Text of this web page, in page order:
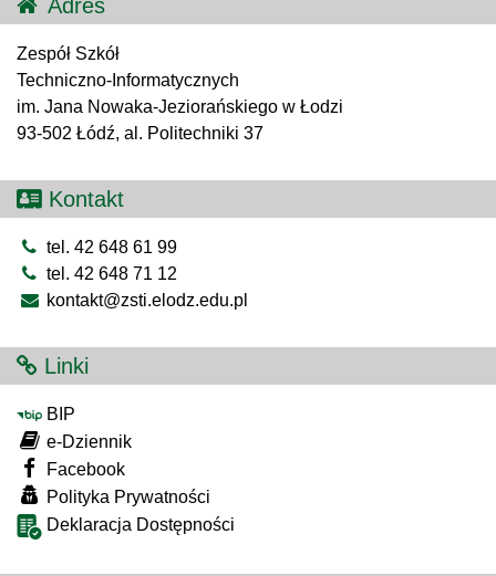
Adres
Zespół Szkół
Techniczno-Informatycznych
im. Jana Nowaka-Jeziorańskiego w Łodzi
93-502 Łódź, al. Politechniki 37
Kontakt
tel. 42 648 61 99
tel. 42 648 71 12
kontakt@zsti.elodz.edu.pl
Linki
BIP
e-Dziennik
Facebook
Polityka Prywatności
Deklaracja Dostępności